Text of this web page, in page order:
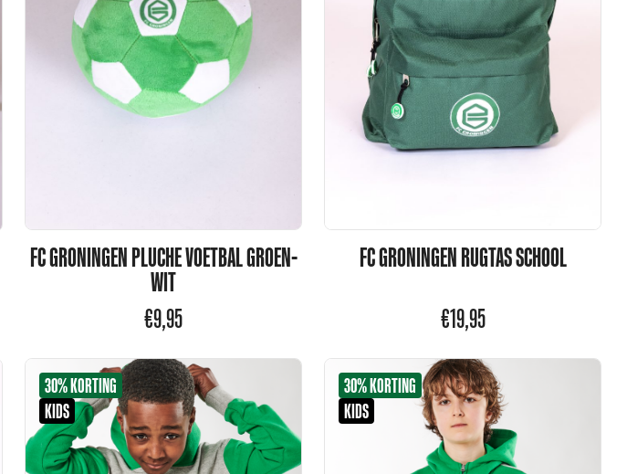
FC GRONINGEN PLUCHE VOETBAL GROEN-
WIT
€9,95
FC GRONINGEN RUGTAS SCHOOL
€19,95
30% KORTING
KIDS
30% KORTING
KIDS